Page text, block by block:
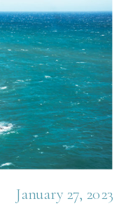
January 27, 2023